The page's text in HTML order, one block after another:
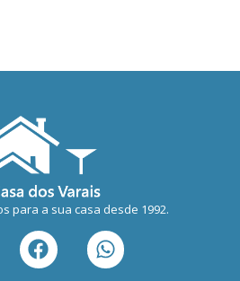
para a sua casa desde 1992.